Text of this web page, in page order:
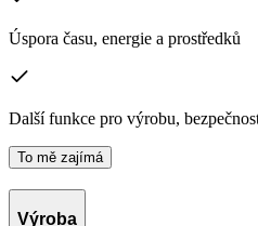
Úspora času, energie a prostředků
Další funkce pro výrobu,
To mě zajímá
Výroba